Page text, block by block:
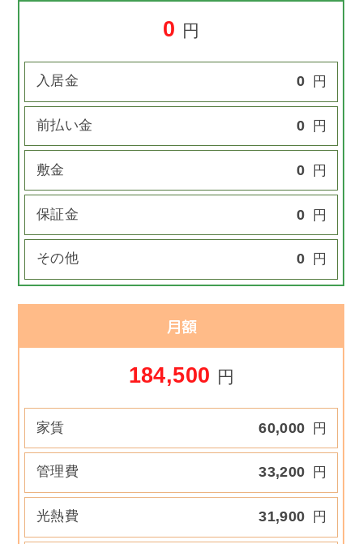
0 円
入居金 0 円
前払い金 0 円
敷金 0 円
保証金 0 円
その他 0 円
月額
184,500 円
家賃 60,000 円
管理費 33,200 円
光熱費 31,900 円